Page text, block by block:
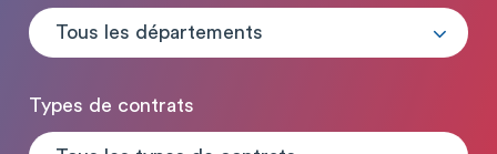
Tous les départements
Types de contrats